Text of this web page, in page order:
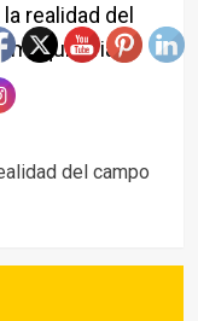
realidad del
maquinaria
del campo